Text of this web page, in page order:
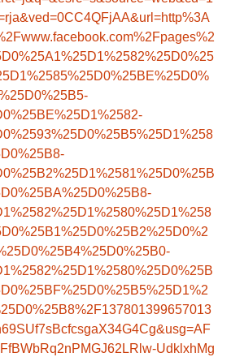
UdklxhMg